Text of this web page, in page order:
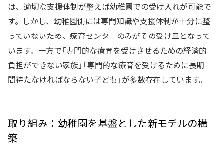
は、適切な支援体制が整えば幼稚園での受け入れが可能で
す。しかし、幼稚園側には専門知識や支援体制が十分に整
っていないため、療育センターのみがその受け皿となって
います。一方で「専門的な療育を受けさせるための経済的
負担ができない家族」「専門的な療育を受けるために長期
間待たなければならない子ども」が多数存在しています。
取り組み：幼稚園を基盤とした新モデルの構
築